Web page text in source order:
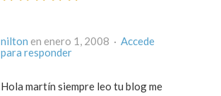
nilton en enero 1, 2008 · Accede
para responder
Hola martín siempre leo tu blog me